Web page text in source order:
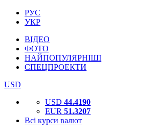
РУС
УКР
ВІДЕО
ФОТО
НАЙПОПУЛЯРНІШІ
СПЕЦПРОЕКТИ
USD
USD 44.4190
EUR 51.3207
Всі курси валют